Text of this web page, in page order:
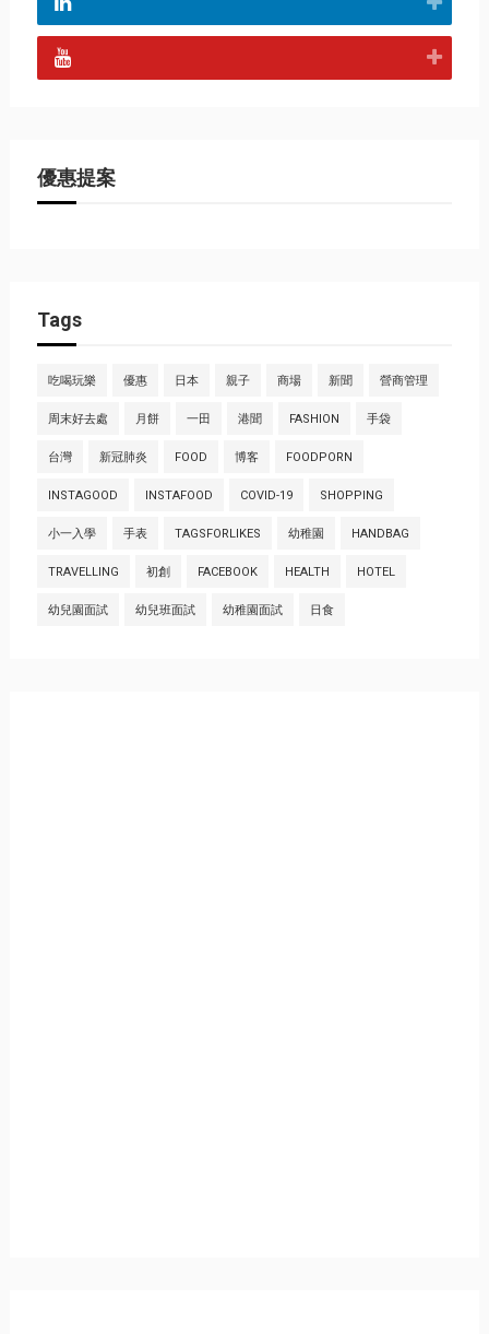
優惠提案
Tags
吃喝玩樂 優惠 日本 親子 商場 新聞 營商管理
周末好去處 月餅 一田 港聞 FASHION 手袋
台灣 新冠肺炎 FOOD 博客 FOODPORN
INSTAGOOD INSTAFOOD COVID-19 SHOPPING
小一入學 手表 TAGSFORLIKES 幼稚園 HANDBAG
TRAVELLING 初創 FACEBOOK HEALTH HOTEL
幼兒園面試 幼兒班面試 幼稚園面試 日食